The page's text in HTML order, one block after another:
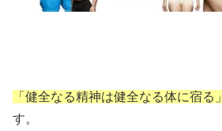
「健全なる精神は健全なる体に宿る」
す。